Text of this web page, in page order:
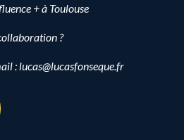
+ à Toulouse
?
: lucas@lucasfonseque.fr